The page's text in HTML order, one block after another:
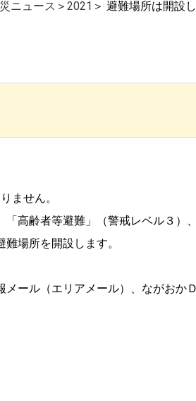
ニュース ＞ 2021 ＞ 避難場所は開設
ません。
高齢者等避難」（警戒レベル３）
場所を開設します。
ール（エリアメール）、ながおか